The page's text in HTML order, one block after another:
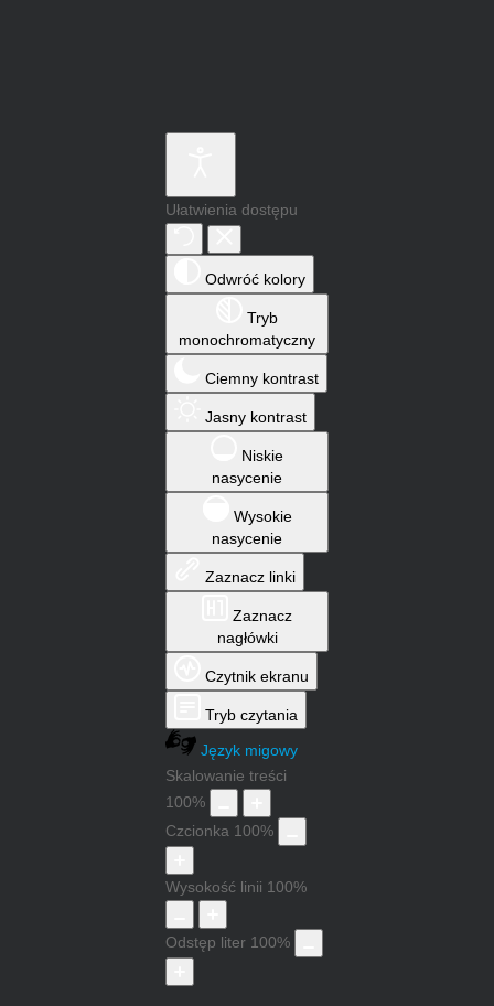
Ułatwienia dostępu
Odwróć kolory
Tryb
monochromatyczny
Ciemny kontrast
Jasny kontrast
Niskie
nasycenie
Wysokie
nasycenie
Zaznacz linki
Zaznacz
nagłówki
Czytnik ekranu
Tryb czytania
Język migowy
Skalowanie treści
100%
Czcionka 100%
Wysokość linii 100%
Odstęp liter 100%